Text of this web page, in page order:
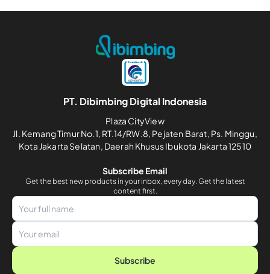
PT. Dibimbing Digital Indonesia
Plaza CityView
Jl. Kemang Timur No.1, RT.14/RW.8, Pejaten Barat, Ps. Minggu,
Kota Jakarta Selatan, Daerah Khusus Ibukota Jakarta 12510
Subscribe Email
Get the best new products in your inbox, every day. Get the latest
content first.
Subscribe